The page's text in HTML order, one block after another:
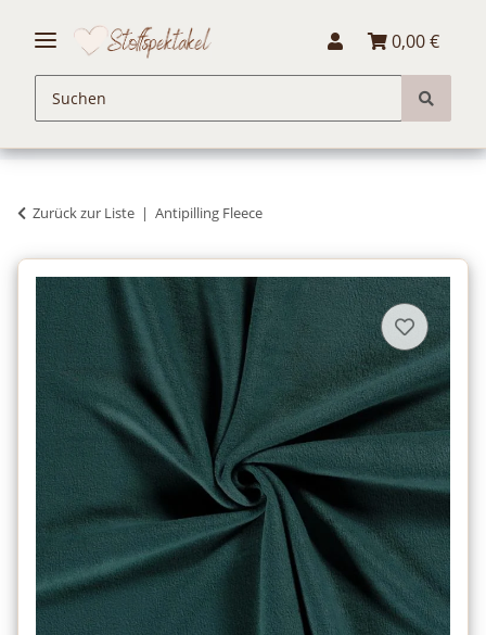
0,00 €
Zurück zur Liste Antipilling Fleece